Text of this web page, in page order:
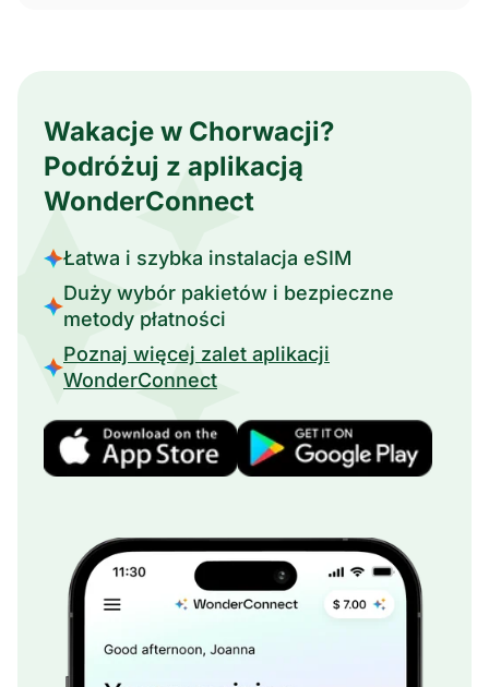
Wakacje w Chorwacji?
Podróżuj z aplikacją
WonderConnect
Łatwa i szybka instalacja eSIM
Duży wybór pakietów i bezpieczne
metody płatności
Poznaj więcej zalet aplikacji
WonderConnect